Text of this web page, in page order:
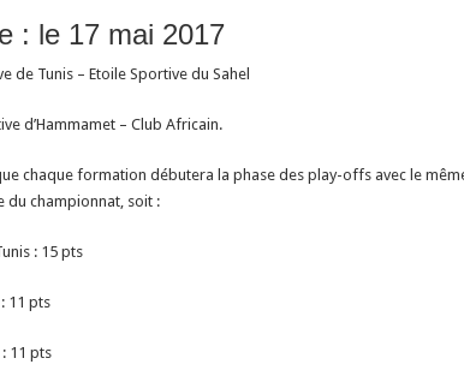
: le 17 mai 2017
de Tunis – Etoile Sportive du Sahel
d’Hammamet – Club Africain.
chaque formation débutera la phase des play-offs avec le
du championnat, soit :
: 15 pts
11 pts
11 pts